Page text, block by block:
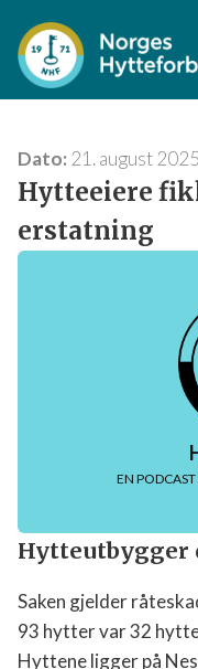
Dato: 21. august 2025
Hytteeiere
erstatning
EN PODCAST
Hytteutbygger
Saken gjelder
93 hytter var 32
Hyttene ligger på
Meld deg
Ved å abonnere på
nyheter fra oss. Du
Jeg samtykker
behandler mine